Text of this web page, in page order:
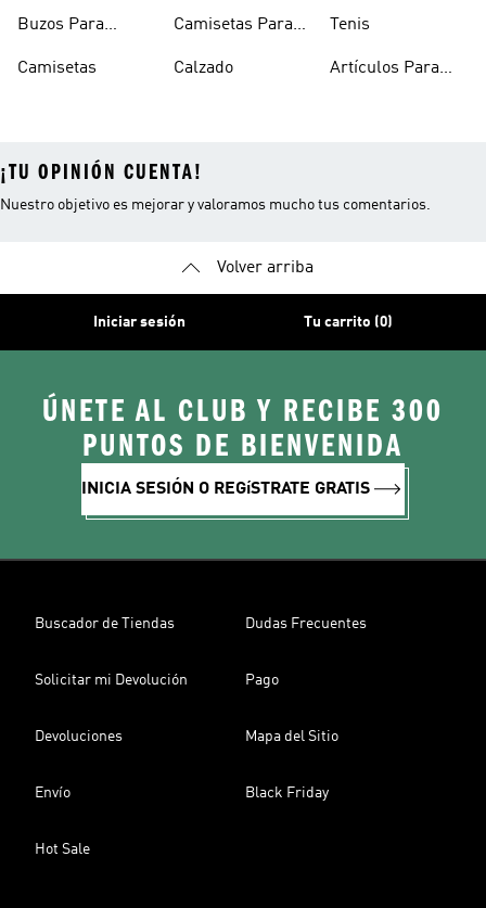
Buzos Para
Camisetas
Camisetas Para
Calzado
Tenis
Artículos Para
¡TU OPINIÓN CUENTA!
Nuestro objetivo es mejorar y valoramos mucho tus comentarios.
Volver arriba
Iniciar sesión Tu carrito (0)
ÚNETE AL CLUB Y RECIBE 300
PUNTOS DE BIENVENIDA
INICIA SESIÓN O REGíSTRATE GRATIS
Buscador de Tiendas Dudas Frecuentes
Solicitar mi Devolución Pago
Devoluciones Mapa del Sitio
Envío Black Friday
Hot Sale